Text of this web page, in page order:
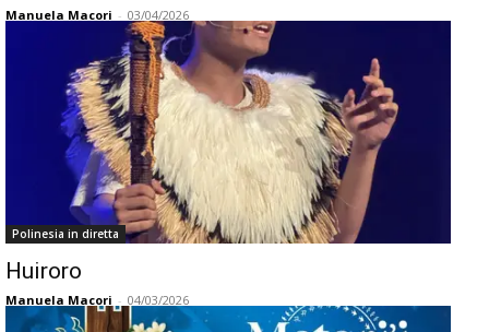
Manuela Macori - 03/04/2026
Polinesia in diretta
Huiroro
Manuela Macori - 04/03/2026